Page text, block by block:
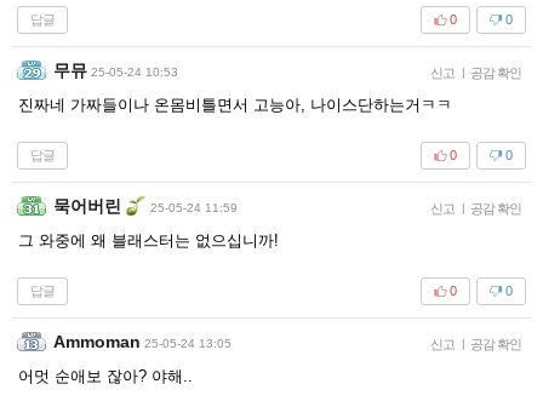
답글 0
0
무뮤 25-05-24 10:53 신고 | 공감 확인
진짜네 가짜들이나 온몸비틀면서 고능아, 나이스단하는거ㅋㅋ
답글 0
0
묵어버린 25-05-24 11:59 신고 | 공감 확인
그 와중에 왜 블래스터는 없으십니까!
답글 0
0
Ammoman 25-05-24 13:05 신고 | 공감 확인
어멋 순애보 잖아? 야해..